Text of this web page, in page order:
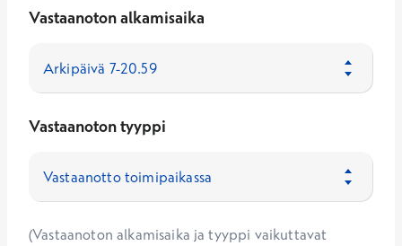
Vastaanoton alkamisaika
Vastaanoton tyyppi
(Vastaanoton alkamisaika ja tyyppi vaikuttavat